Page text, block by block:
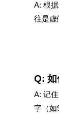
A: 根
往是虚
Q: 如
A: 记
字（如